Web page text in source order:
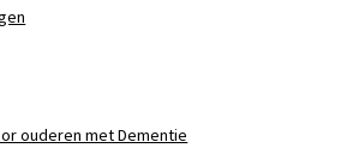
ouderen met Dementie